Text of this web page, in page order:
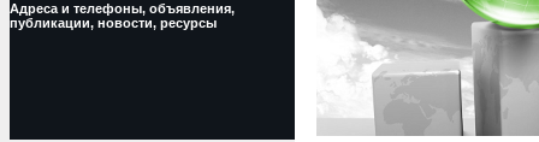
Адреса и телефоны, объявления,
публикации, новости, ресурсы